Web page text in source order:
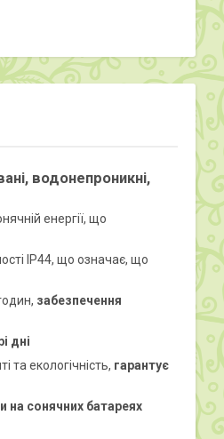
водонепроникні,
енергії, що
IP44, що означає, що
забезпечення
дні
екологічність, гарантує
на сонячних батареях